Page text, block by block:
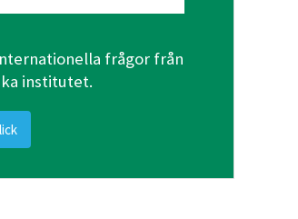
frågor från
institutet.